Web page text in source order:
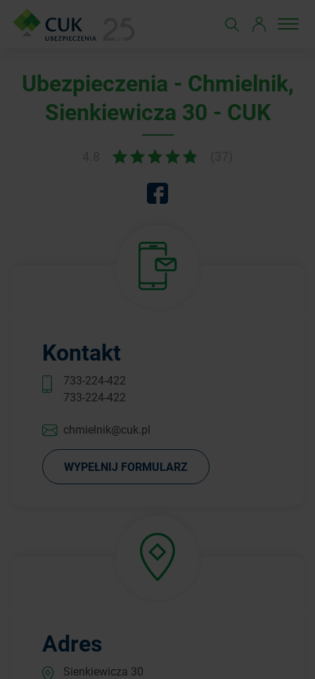
Ubezpieczenia - Chmielnik,
Sienkiewicza 30 - CUK
Kontakt
733-224-422
733-224-422
chmielnik@cuk.pl
WYPEŁNIJ FORMULARZ
Adres
Sienkiewicza 30